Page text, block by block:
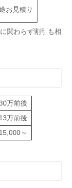
お見積り
関わらず割引も相
万前後
13万前後
15,000～